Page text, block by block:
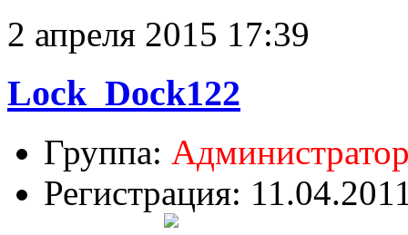
2 апреля 2015 17:39
Lock_Dock122
Группа:
Регистрация: